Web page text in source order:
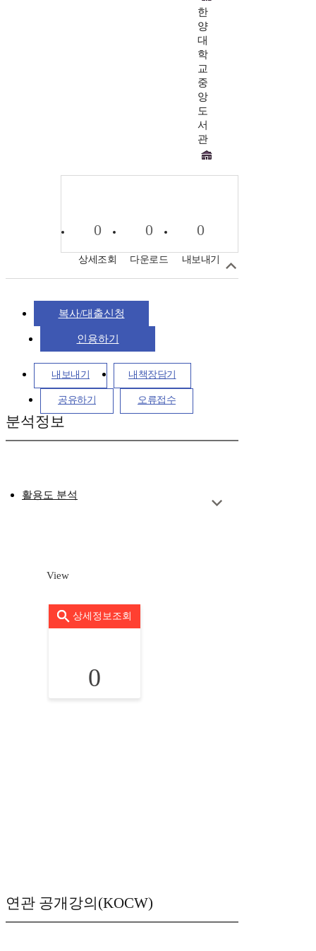
한
양
대
학
교
중
앙
도
서
관
0
상세조회
0
다운로드
0
내보내기
복사/대출신청
인용하기
내보내기 내책장담기
공유하기 오류접수
분석정보
활용도 분석
View
상세정보조회
0
연관 공개강의(KOCW)